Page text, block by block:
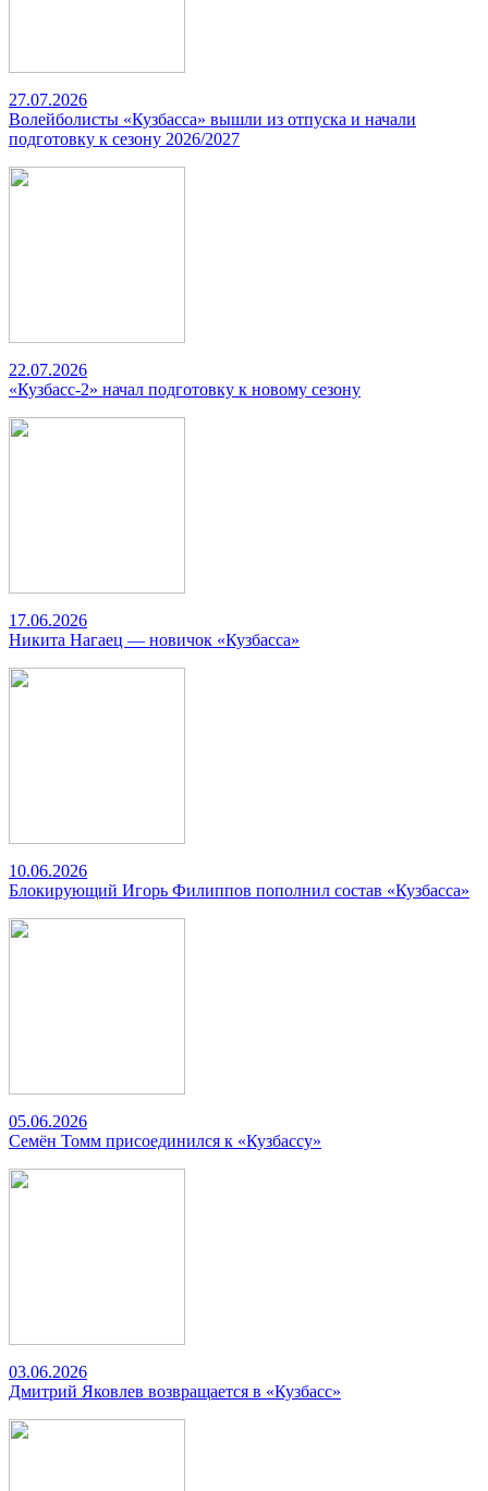
27.07.2026
Волейболисты «Кузбасса» вышли из отпуска и начали
подготовку к сезону 2026/2027
22.07.2026
«Кузбасс-2» начал подготовку к новому сезону
17.06.2026
Никита Нагаец — новичок «Кузбасса»
10.06.2026
Блокирующий Игорь Филиппов пополнил состав «Кузбасса»
05.06.2026
Семён Томм присоединился к «Кузбассу»
03.06.2026
Дмитрий Яковлев возвращается в «Кузбасс»